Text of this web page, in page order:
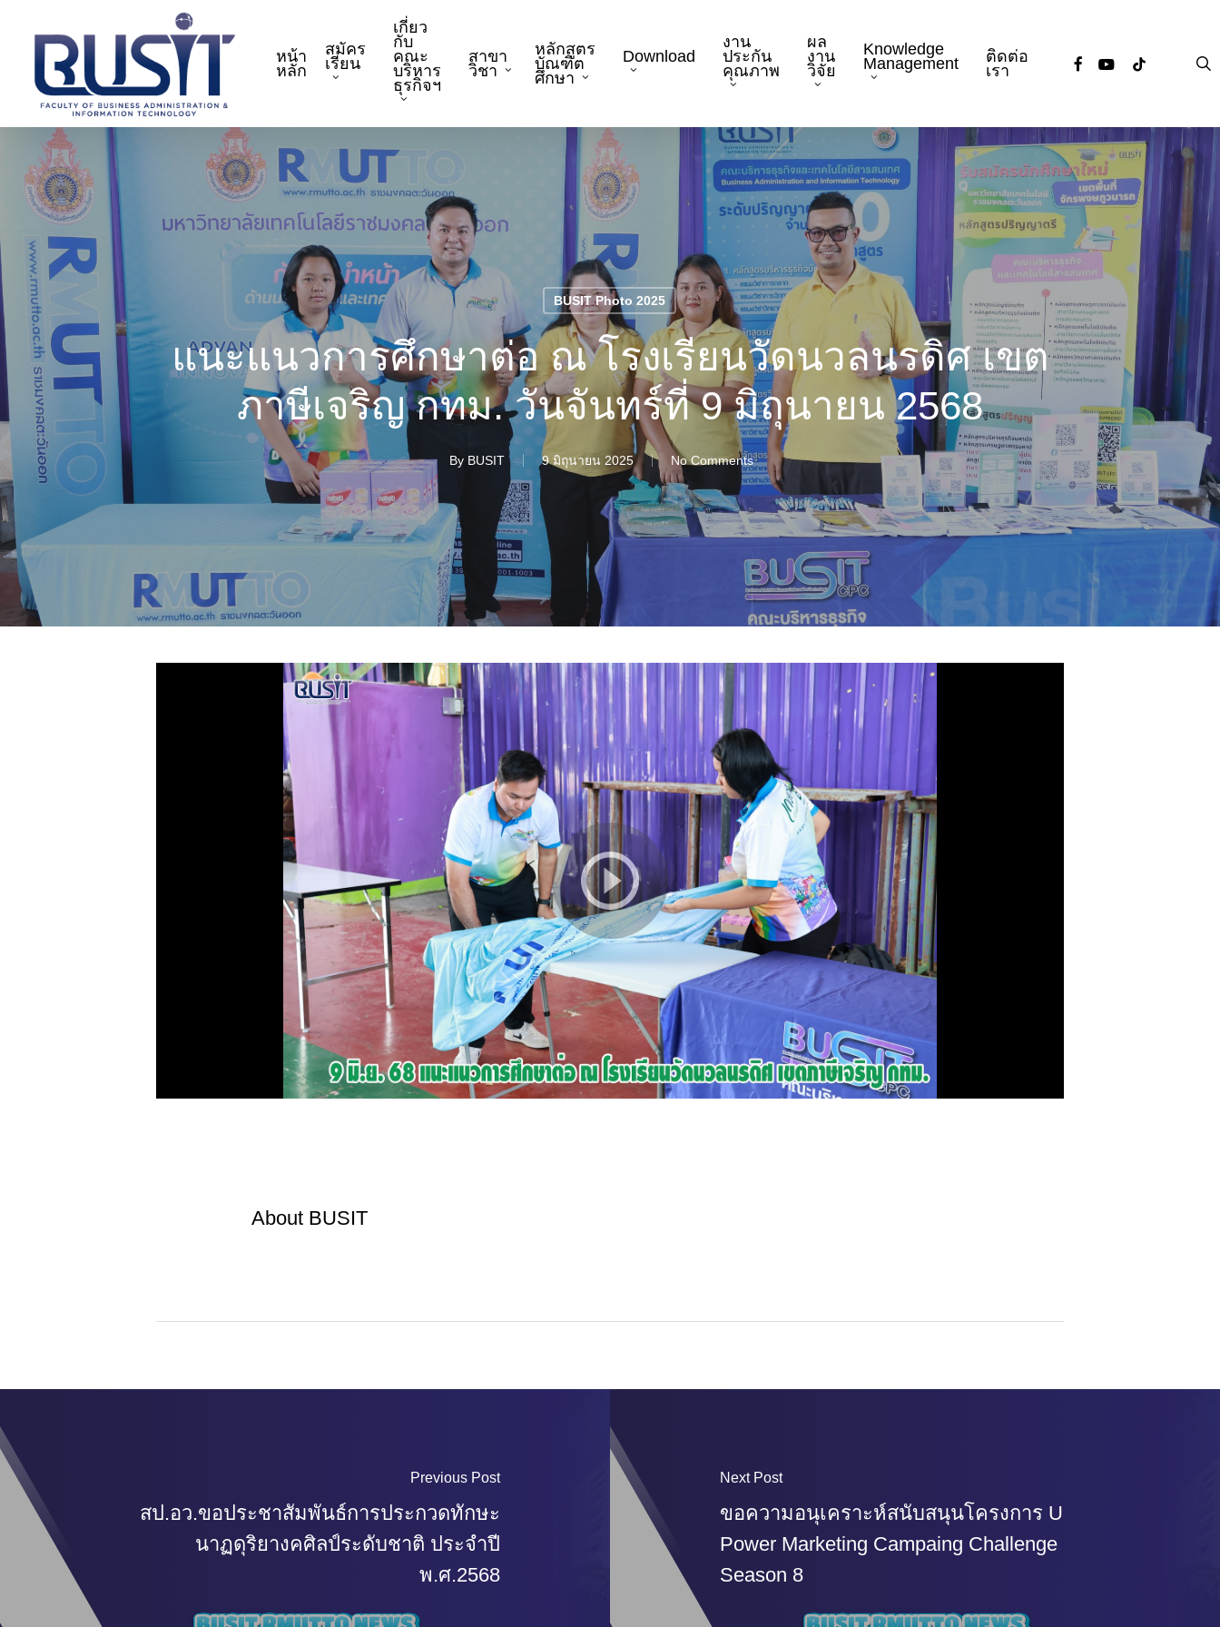
content
หน้า
หลัก
สมัคร
เรียน
เกี่ยว
กับ
คณะ
บริหาร
ธุรกิจฯ
สาขา
วิชา
หลักสูตร
บัณฑิต
ศึกษา
Download
งาน
ประกัน
คุณภาพ
ผล
งาน
วิจัย
Knowledge
Management
ติดต่อ
เรา
facebookyoutube
tiktok
BUSIT Photo 2025
แนะแนวการศึกษาต่อ ณ โรงเรียนวัดนวลนรดิศ เขต
ภาษีเจริญ กทม. วันจันทร์ที่ 9 มิถุนายน 2568
By BUSIT 9 มิถุนายน 2025 No Comments
About BUSIT
Previous Post
สป.อว.ขอประชาสัมพันธ์การประกวดทักษะ
นาฏดุริยางคศิลป์ระดับชาติ ประจำปี
พ.ศ.2568
Next Post
ขอความอนุเคราะห์สนับสนุนโครงการ U
Power Marketing Campaing Challenge
Season 8